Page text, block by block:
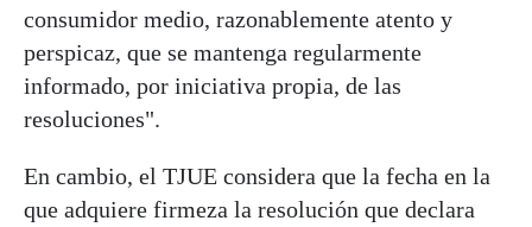
consumidor medio, razonablemente atento y
perspicaz, que se mantenga regularmente
informado, por iniciativa propia, de las
resoluciones".
En cambio, el TJUE considera que la fecha en la
que adquiere firmeza la resolución que declara